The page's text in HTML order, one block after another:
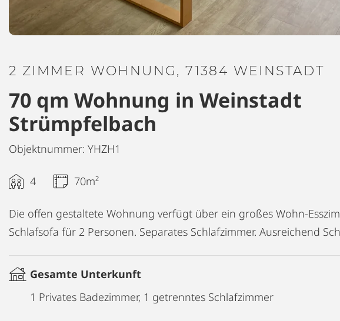
2 ZIMMER WOHNUNG, 71384 WEINSTADT
70 qm Wohnung in Weinstadt
Strümpfelbach
Objektnummer: YHZH1
4 70m²
Die offen gestaltete Wohnung verfügt über ein großes Wohn-
Schlafsofa für 2 Personen. Separates Schlafzimmer. Ausreichend
Gesamte Unterkunft
1 Privates Badezimmer, 1 getrenntes Schlafzimmer